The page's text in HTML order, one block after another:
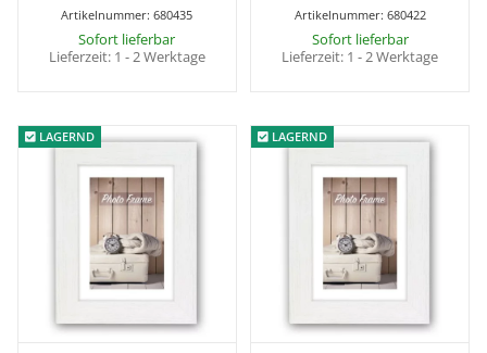
Artikelnummer:680435
Sofort lieferbar
Lieferzeit: 1 - 2 Werktage
Artikelnummer: 680422
Sofort lieferbar
Lieferzeit: 1 - 2 Werktage
LAGERND
LAGERND LAGERND
LAGERND